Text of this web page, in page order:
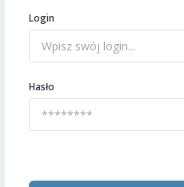
Login
Hasło